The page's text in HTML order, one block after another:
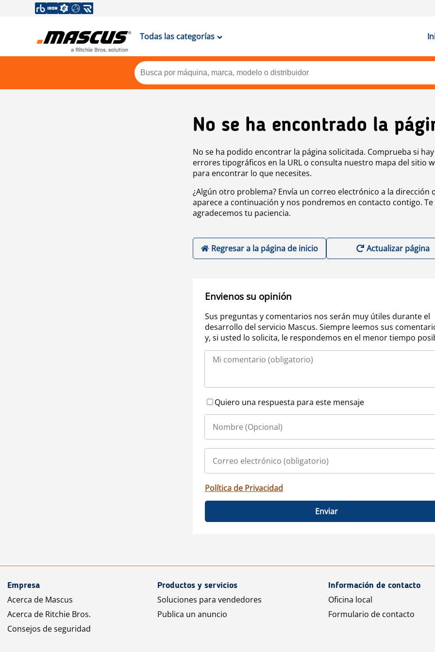
Todas las categorías
No se ha encontrado la
No se ha podido encontrar la página solicitada. Comprueba si hay
errores tipográficos en la URL o consulta nuestro mapa del sitio
para encontrar lo que necesites.
¿Algún otro problema? Envía un correo electrónico a la dirección
aparece a continuación y nos pondremos en contacto contigo. Te
agradecemos tu paciencia.
Regresar a la página de inicio Actualizar página
Envienos su opinión
Sus preguntas y comentarios nos serán muy útiles durante el
desarrollo del servicio Mascus. Siempre leemos sus
y, si usted lo solicita, le respondemos en el menor tiempo
Quiero una respuesta para este mensaje
Política de Privacidad
Enviar
Empresa
Acerca de Mascus
Acerca de Ritchie Bros.
Consejos de seguridad
Productos y servicios
Soluciones para vendedores
Publica un anuncio
Información de contacto
Oficina local
Formulario de contacto